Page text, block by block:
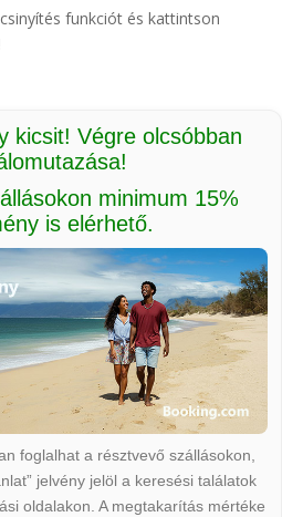
funkciót és kattintson
kicsit! Végre olcsóbban
minimum 15%
is elérhető.
foglalhat a résztvevő szállásokon,
jelvény jelöl a keresési találatok
oldalakon. A megtakarítás mértéke